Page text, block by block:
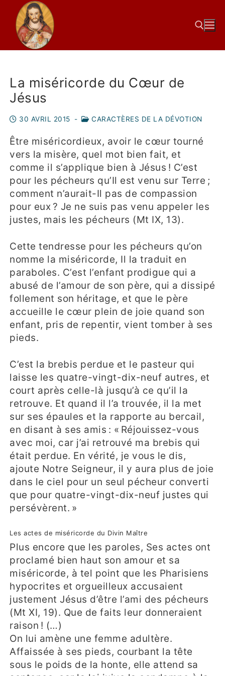
La miséricorde du Cœur de
Jésus
30 AVRIL 2015 - CARACTÈRES DE LA DÉVOTION
Être miséricordieux, avoir le cœur tourné
vers la misère, quel mot bien fait, et
comme il s’applique bien à Jésus ! C’est
pour les pécheurs qu’Il est venu sur Terre ;
comment n’aurait-Il pas de compassion
pour eux ? Je ne suis pas venu appeler les
justes, mais les pécheurs (Mt IX, 13).
Cette tendresse pour les pécheurs qu’on
nomme la miséricorde, Il la traduit en
paraboles. C’est l’enfant prodigue qui a
abusé de l’amour de son père, qui a dissipé
follement son héritage, et que le père
accueille le cœur plein de joie quand son
enfant, pris de repentir, vient tomber à ses
pieds.
C’est la brebis perdue et le pasteur qui
laisse les quatre-vingt-dix-neuf autres, et
court après celle-là jusqu’à ce qu’il la
retrouve. Et quand il l’a trouvée, il la met
sur ses épaules et la rapporte au bercail,
en disant à ses amis : « Réjouissez-vous
avec moi, car j’ai retrouvé ma brebis qui
était perdue. En vérité, je vous le dis,
ajoute Notre Seigneur, il y aura plus de joie
dans le ciel pour un seul pécheur converti
que pour quatre-vingt-dix-neuf justes qui
persévèrent. »
Les actes de miséricorde du Divin Maître
Plus encore que les paroles, Ses actes ont
proclamé bien haut son amour et sa
miséricorde, à tel point que les Pharisiens
hypocrites et orgueilleux accusaient
justement Jésus d’être l’ami des pécheurs
(Mt XI, 19). Que de faits leur donneraient
raison ! (…)
On lui amène une femme adultère.
Affaissée à ses pieds, courbant la tête
sous le poids de la honte, elle attend sa